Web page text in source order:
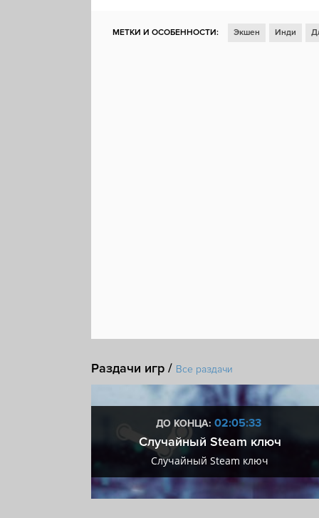
МЕТКИ И ОСОБЕННОСТИ: Экшен Инди
Раздачи игр / Все раздачи
ДО КОНЦА: 02:05:32
Случайный Steam ключ
Случайный Steam ключ